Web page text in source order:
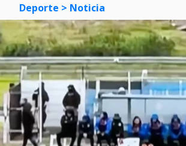
Deporte > Noticia